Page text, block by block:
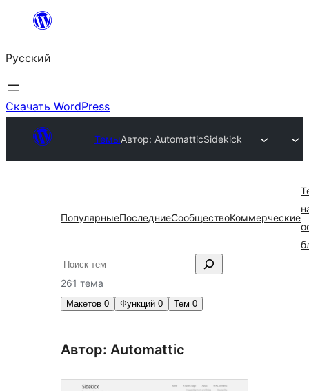
Перейти
содержимому
Русский
Скачать WordPress
ТемыАвтор: AutomatticSidekick
ПопулярныеПоследниеСообществоКоммерческие
Поиск
261 тема
Макетов 0 Функций 0 Тем 0
Автор: Automattic